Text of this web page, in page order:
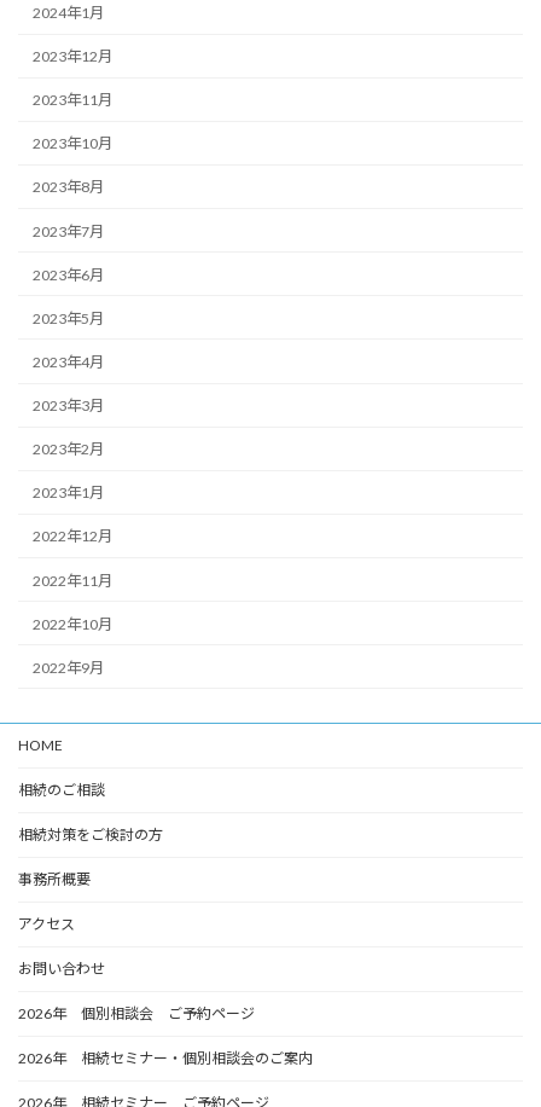
2024年1月
2023年12月
2023年11月
2023年10月
2023年8月
2023年7月
2023年6月
2023年5月
2023年4月
2023年3月
2023年2月
2023年1月
2022年12月
2022年11月
2022年10月
2022年9月
HOME
相続のご相談
相続対策をご検討の方
事務所概要
アクセス
お問い合わせ
2026年 個別相談会 ご予約ページ
2026年 相続セミナー・個別相談会のご案内
2026年 相続セミナー ご予約ページ